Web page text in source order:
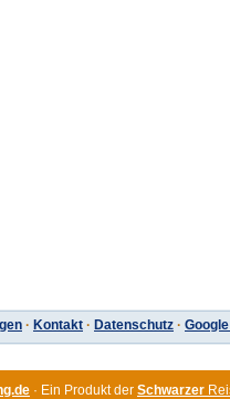
· Kontakt · Datenschutz ·
· Ein Produkt der Schwarzer